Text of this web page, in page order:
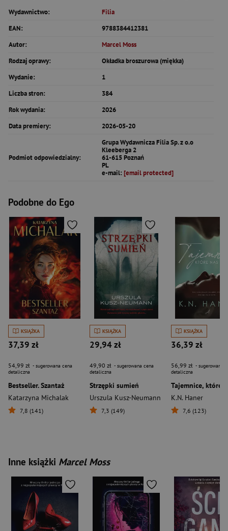
Wydawnictwo:
Filia
EAN:
9788384412381
Autor:
Marcel Moss
Rodzaj oprawy:
Okładka broszurowa (miękka)
Wydanie:
1
Liczba stron:
384
Rok wydania:
2026
Data premiery:
2026-05-20
Podmiot odpowiedzialny:
Grupa Wydawnicza Filia Sp. z o.o
Kleeberga 2
61-615 Poznań
PL
e-mail: [email protected]
Podobne do Ego
KSIĄŻKA
37,39 zł
54,99 zł - sugerowana cena
detaliczna
Bestseller. Szantaż
Katarzyna Michalak
7,8 (141)
KSIĄŻKA
29,94 zł
49,90 zł - sugerowana cena
detaliczna
Strzępki sumień
Urszula Kusz-Neumann
7,3 (149)
KSIĄŻKA
36,39 zł
56,99 zł - sugerowana
detaliczna
K.N. Haner
7,6 (123)
Inne książki Marcel Moss